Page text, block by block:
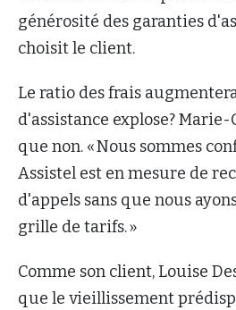
générosité des garanties
choisit le client.
Le ratio des frais
d'assistance explose?
que non. « Nous sommes
Assistel est en mesure de
d'appels sans que nous
grille de tarifs. »
Comme son client, Louise
que le vieillissement